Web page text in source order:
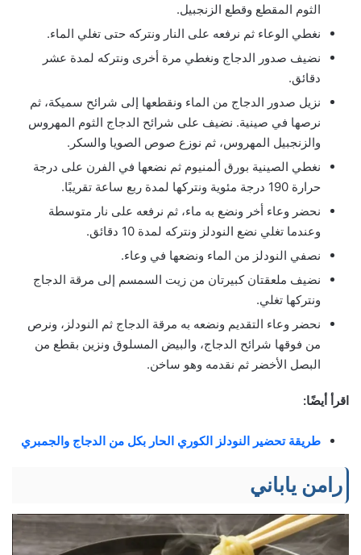
الثوم المقطع وقطع الزنجبيل.
نغطي الوعاء ثم نرفعه على النار ونتركه حتى تغلي الماء.
نضيف صدور الدجاج ونغطي مرة أخرى ونتركه لمدة عشر
دقائق.
نزيل صدور الدجاج من الماء ونقطعها إلى شرائح سميكة، ثم
نرصها في صينية. نضيف على شرائح الدجاج الثوم المهروس
والزنجبيل المهروس، ثم نوزع صوص الصويا والسكر.
نغطي الصينية بورق ألمنيوم ثم نضعها في الفرن على درجة
حرارة 190 درجة مئوية ونتركها لمدة ربع ساعة تقريبًا.
نحضر وعاء أخر ونضع به ماء، ثم نرفعه على نار متوسطة
وعندما تغلي نضع النودلز ونتركه لمدة 10 دقائق.
نصفي النودلز من الماء ونضعها في وعاء.
نضيف ملعقتان كبيرتان من زيت السمسم إلى مرقة الدجاج
ونتركها تغلي.
نحضر وعاء التقديم ونضعه به مرقة الدجاج ثم النودلز، ونرص
من فوقها شرائح الدجاج، والبيض المسلوق ونزين بقطع من
البصل الأخضر ثم نقدمه وهو ساخن.
اقرأ أيضًا:
طريقة تحضير النودلز الكوري الحار بكل من الدجاج والجمبري
رامن ياباني